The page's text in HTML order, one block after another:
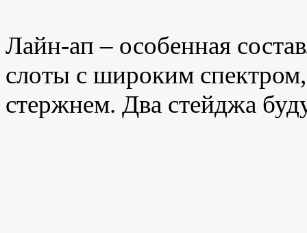
Лайн-ап – особенная
слоты с широким
стержнем. Два стейджа